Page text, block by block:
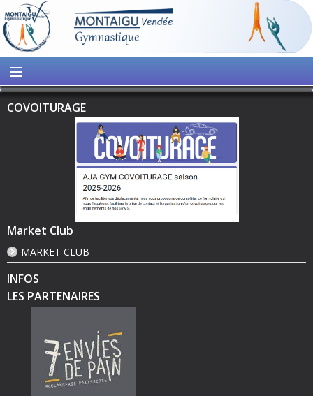
COVOITURAGE
Market Club
MARKET CLUB
INFOS
LES PARTENAIRES